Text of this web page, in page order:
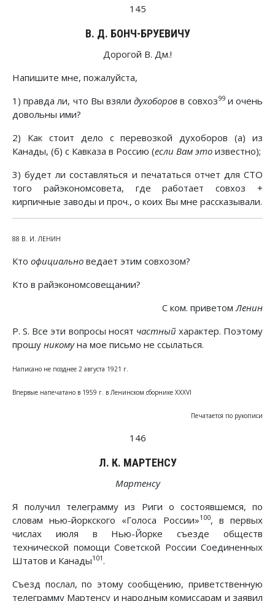
145
В. Д. БОНЧ-БРУЕВИЧУ
Дорогой В. Дм.!
Напишите мне, пожалуйста,
1) правда ли, что Вы взялидухоборов в совхоз99и очень
довольны ими?
2) Как стоит дело с перевозкой духоборов (а) из
Канады, (б) с Кавказа в Россию (если Вам это известно);
3) будет ли составляться и печататься отчет для СТО
того райэкономсовета, где работает совхоз +
кирпичные заводы и проч., о коих Вы мне рассказывали.
88 В. И. ЛЕНИН
Кто официально ведает этим совхозом?
Кто в райэкономсовещании?
С ком. приветомЛенин
P. S. Все эти вопросы носят частныйхарактер. Поэтому
прошу никомуна мое письмо не ссылаться.
Написано не позднее 2 августа 1921 г.
Впервые напечатано в 1959 г. в Ленинском сборнике XXXVI
Печатается по рукописи
146
Л. К. МАРТЕНСУ
Mapтeнсу
Я получил телеграмму из Риги о состоявшемся, по
словам нью-йоркского «Голоса России»100, в первых
числах июля в Нью-Йорке съезде обществ
технической помощи Советской России Соединенных
Штатов и Канады101.
Съезд послал, по этому сообщению, приветственную
телеграмму Мартенсу и народным комиссарам и заявил